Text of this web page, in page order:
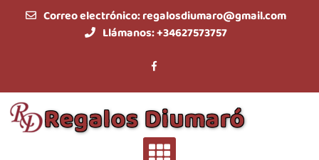
Saltar
Correo electrónico:regalosdiumaro@gmail.com
Llámanos:+34627573757
Regalos Diumaró